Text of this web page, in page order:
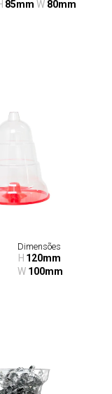
85mm W 80mm
Dimensões
H 120mm
W 100mm